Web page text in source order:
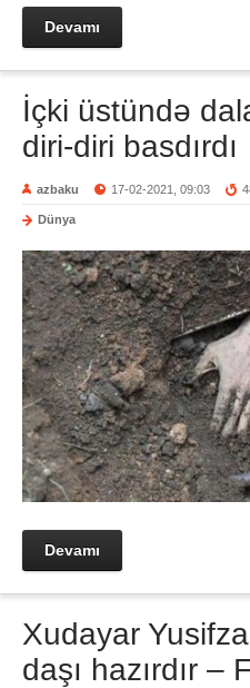
Devamı
İçki üstündə
diri-diri basdırdı
azbaku 17-02-2021, 09:03
Dünya
Devamı
Xudayar
daşı hazırdır –